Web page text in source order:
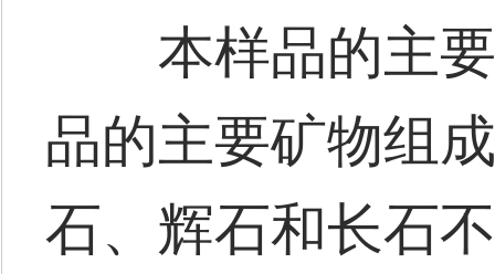
本样品的主要
品的主要矿物组
石、辉石和长石